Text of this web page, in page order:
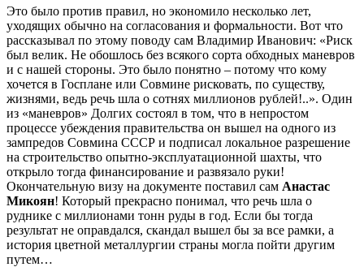
Это было против правил, но экономило несколько лет,
уходящих обычно на согласования и формальности. Вот что
рассказывал по этому поводу сам Владимир Иванович: «Риск
был велик. Не обошлось без всякого сорта обходных маневров
и с нашей стороны. Это было понятно – потому что кому
хочется в Госплане или Совмине рисковать, по существу,
жизнями, ведь речь шла о сотнях миллионов рублей!..». Один
из «маневров» Долгих состоял в том, что в непростом
процессе убеждения правительства он вышел на одного из
зампредов Совмина СССР и подписал локальное разрешение
на строительство опытно-эксплуатационной шахты, что
открыло тогда финансирование и развязало руки!
Окончательную визу на документе поставил сам Анастас
Микоян! Который прекрасно понимал, что речь шла о
руднике с миллионами тонн руды в год. Если бы тогда
результат не оправдался, скандал вышел бы за все рамки, а
история цветной металлургии страны могла пойти другим
путем…